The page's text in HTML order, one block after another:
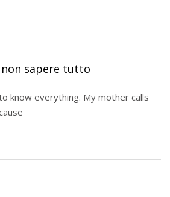
non sapere tutto
know everything. My mother calls